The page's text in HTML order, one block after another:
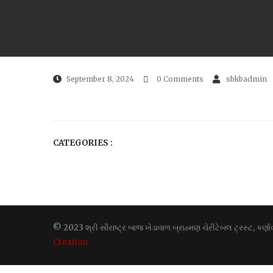
September 8, 2024 0 Comments sbkbadmin
CATEGORIES :
© 2023 શ્રી સૌરાષ્ટ્ર બાજ ખેડાવાળ બ્રાહ્મણ ચેરીટેબલ ટ્રસ્ટ,
Creation